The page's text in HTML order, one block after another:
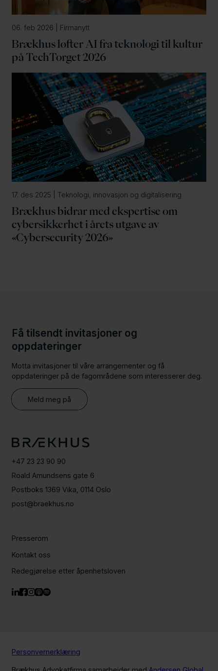
06. feb 2026 | Firmanytt
Brækhus løfter AI fra teknologi til kultur
på TechTorget 2026
17. des 2025 | Teknologi, innovasjon og digitalisering
Brækhus bidrar med ekspertise om
cybersikkerhet i årets utgave av
«Cybersecurity 2026»
Få tilsendt invitasjoner og
oppdateringer
Motta invitasjoner til våre arrangementer og få
oppdateringer på de fagområdene som interesserer deg.
Meld meg på
+47 23 23 90 90
Roald Amundsens gate 6
Postboks 1369 Vika, 0114 Oslo
post@braekhus.no
Presserom
Kontakt oss
Redegjørelse etter åpenhetsloven
Personvernerklæring